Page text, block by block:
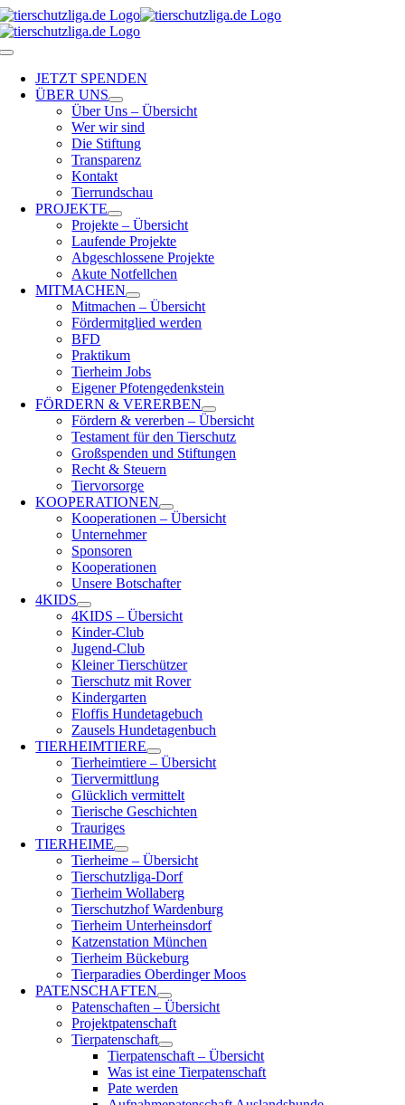
Skip
to
content
Toggle
NavigationJETZT SPENDEN
ÜBER UNS
Über Uns – Übersicht
Wer wir sind
Die Stiftung
Transparenz
Kontakt
Tierrundschau
PROJEKTE
Projekte – Übersicht
Laufende Projekte
Abgeschlossene Projekte
Akute Notfellchen
MITMACHEN
Mitmachen – Übersicht
Fördermitglied werden
BFD
Praktikum
Tierheim Jobs
Eigener Pfotengedenkstein
FÖRDERN & VERERBEN
Fördern & vererben – Übersicht
Testament für den Tierschutz
Großspenden und Stiftungen
Recht & Steuern
Tiervorsorge
KOOPERATIONEN
Kooperationen – Übersicht
Unternehmer
Sponsoren
Kooperationen
Unsere Botschafter
4KIDS
4KIDS – Übersicht
Kinder-Club
Jugend-Club
Kleiner Tierschützer
Tierschutz mit Rover
Kindergarten
Floffis Hundetagebuch
Zausels Hundetagenbuch
TIERHEIMTIERE
Tierheimtiere – Übersicht
Tiervermittlung
Glücklich vermittelt
Tierische Geschichten
Trauriges
TIERHEIME
Tierheime – Übersicht
Tierschutzliga-Dorf
Tierheim Wollaberg
Tierschutzhof Wardenburg
Tierheim Unterheinsdorf
Katzenstation München
Tierheim Bückeburg
Tierparadies Oberdinger Moos
PATENSCHAFTEN
Patenschaften – Übersicht
Projektpatenschaft
Tierpatenschaft
Tierpatenschaft – Übersicht
Was ist eine Tierpatenschaft
Pate werden